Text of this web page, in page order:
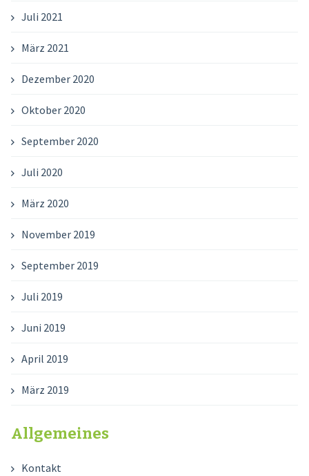
Juli 2021
März 2021
Dezember 2020
Oktober 2020
September 2020
Juli 2020
März 2020
November 2019
September 2019
Juli 2019
Juni 2019
April 2019
März 2019
Allgemeines
Kontakt